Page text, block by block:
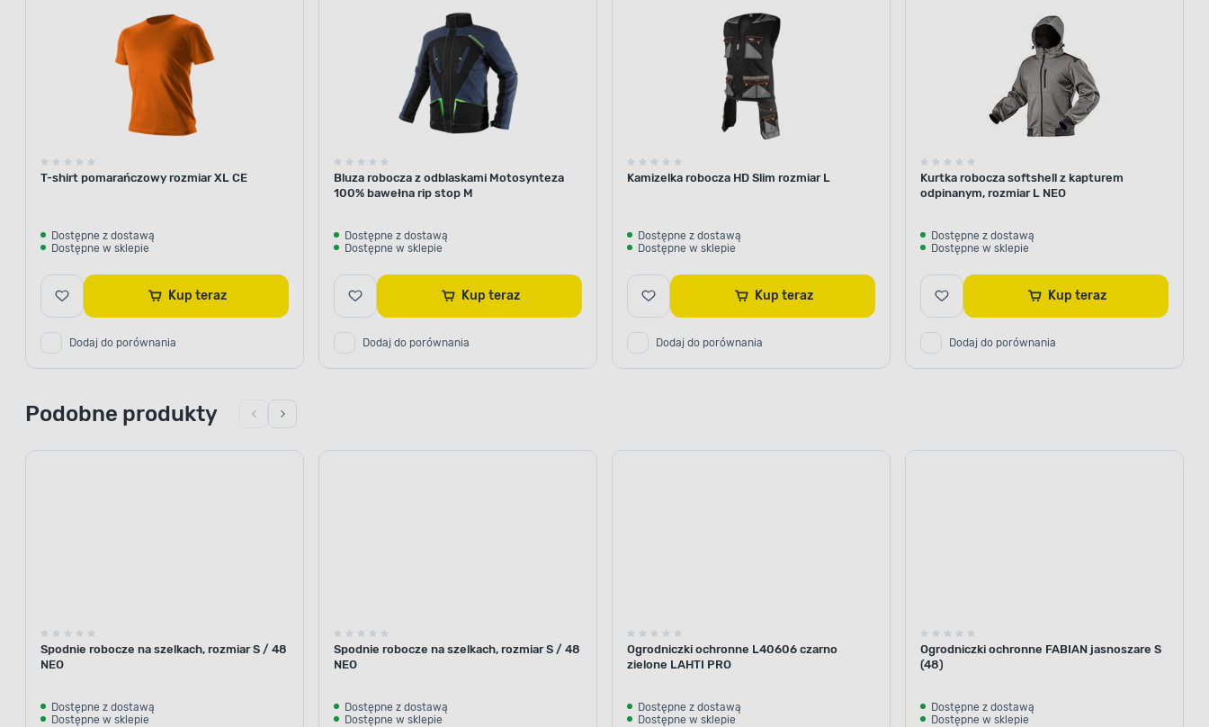
T-shirt pomarańczowy rozmiar XL CE
Dostępne z dostawą
Dostępne w sklepie
Kup teraz
Dodaj do porównania
Bluza robocza z odblaskami Motosynteza
100% bawełna rip stop M
Dostępne z dostawą
Dostępne w sklepie
Kup teraz
Dodaj do porównania
Kamizelka robocza HD Slim rozmiar L
Dostępne z dostawą
Dostępne w sklepie
Kup teraz
Dodaj do porównania
Kurtka robocza softshell z kapturem
odpinanym, rozmiar L NEO
Dostępne z dostawą
Dostępne w sklepie
Kup teraz
Dodaj do porównania
Podobne produkty
Spodnie robocze na szelkach, rozmiar S / 48
NEO
Dostępne z dostawą
Dostępne w sklepie
Spodnie robocze na szelkach, rozmiar S / 48
NEO
Dostępne z dostawą
Dostępne w sklepie
Ogrodniczki ochronne L40606 czarno
zielone LAHTI PRO
Dostępne z dostawą
Dostępne w sklepie
Ogrodniczki ochronne FABIAN jasnoszare S
(48)
Dostępne z dostawą
Dostępne w sklepie